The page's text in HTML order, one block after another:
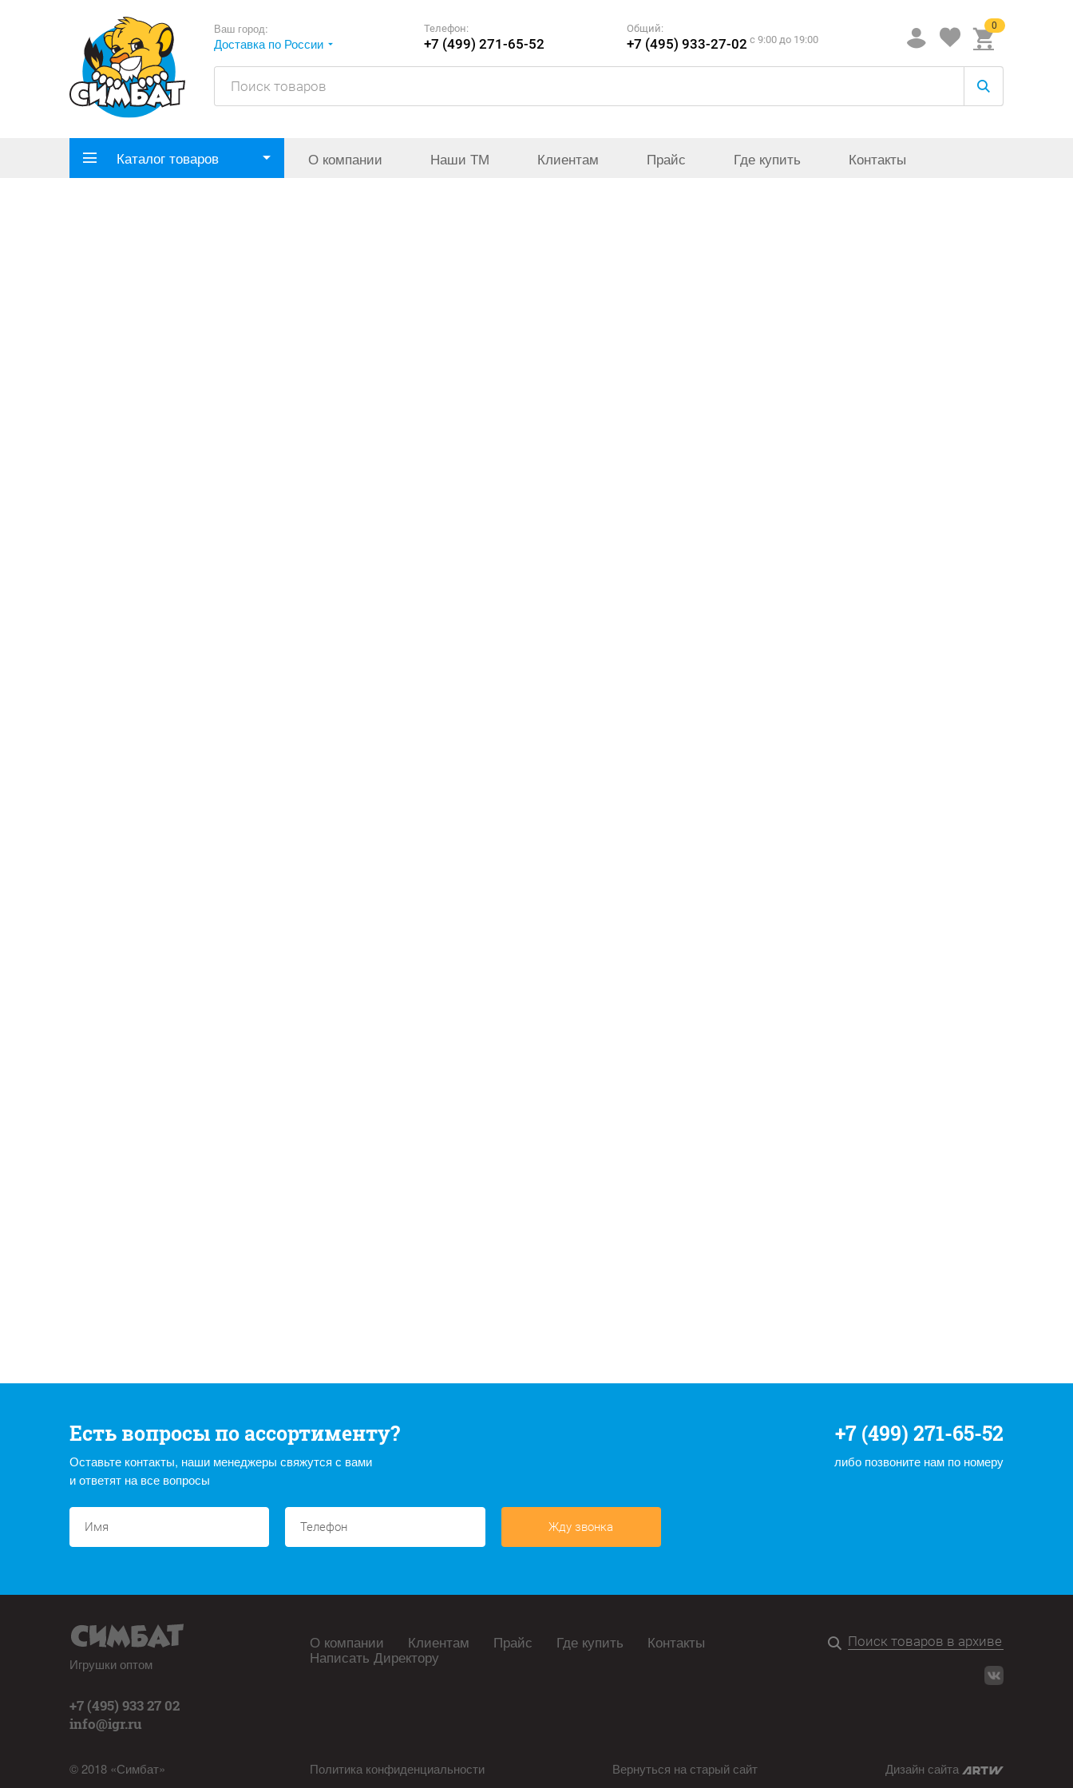
Ваш город:
Доставка по России
Телефон:
+7 (499) 271-65-52
Общий:
+7 (495) 933-27-02 c 9:00 до 19:00
0
Каталог товаров О компании Наши ТМ Клиентам Прайс Где купить Контакты
Есть вопросы по ассортименту?
Оставьте контакты, наши менеджеры свяжутся с вами
и ответят на все вопросы
+7 (499) 271-65-52
либо позвоните нам по номеру
Жду звонка
Игрушки оптом
+7 (495) 933 27 02
info@igr.ru
© 2018 «Симбат»
О компании Клиентам Прайс Где купить Контакты
Написать Директору
Политика конфиденциальности Вернуться на старый сайт Дизайн сайта